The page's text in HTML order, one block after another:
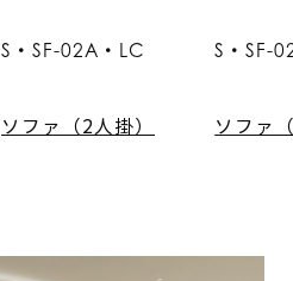
S・SF-02A・LC
ソファ（2人掛）
S・SF-
ソファ